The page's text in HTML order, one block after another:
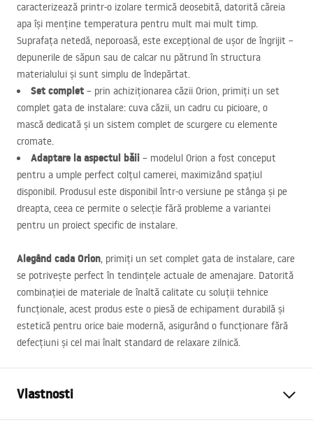
caracterizează printr-o izolare termică deosebită, datorită căreia
apa își menține temperatura pentru mult mai mult timp.
Suprafața netedă, neporoasă, este excepțional de ușor de îngrijit –
depunerile de săpun sau de calcar nu pătrund în structura
materialului și sunt simplu de îndepărtat.
Set complet – prin achiziționarea căzii Orion, primiți un set
complet gata de instalare: cuva căzii, un cadru cu picioare, o
mască dedicată și un sistem complet de scurgere cu elemente
cromate.
Adaptare la aspectul băii – modelul Orion a fost conceput
pentru a umple perfect colțul camerei, maximizând spațiul
disponibil. Produsul este disponibil într-o versiune pe stânga și pe
dreapta, ceea ce permite o selecție fără probleme a variantei
pentru un proiect specific de instalare.
Alegând cada Orion, primiți un set complet gata de instalare, care
se potrivește perfect în tendințele actuale de amenajare. Datorită
combinației de materiale de înaltă calitate cu soluții tehnice
funcționale, acest produs este o piesă de echipament durabilă și
estetică pentru orice baie modernă, asigurând o funcționare fără
defecțiuni și cel mai înalt standard de relaxare zilnică.
Vlastnosti